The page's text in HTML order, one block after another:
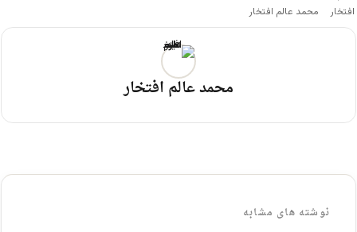
محمد عالم افتخار
محمد عالم افتخار
نوشته های مشابه